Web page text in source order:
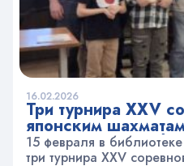
16.02.2026
Три турнира XXV
японским
Посадского клуба
15 февраля в
три турнира XXV